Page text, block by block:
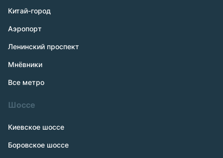
Китай-город
Аэропорт
Ленинский проспект
Мнёвники
Все метро
Шоссе
Киевское шоссе
Боровское шоссе